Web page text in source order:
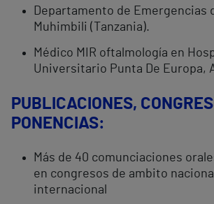
Departamento de Emergencias
Muhimbili (Tanzania).
Médico MIR oftalmología en
Universitario Punta De Europa,
PUBLICACIONES,
PONENCIAS:
Más de 40 comunciaciones
en congresos de ambito
internacional